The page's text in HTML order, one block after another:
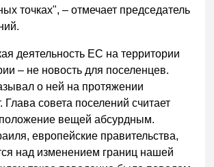
точках", – отмечает председатель
деятельность ЕС на территории
– не новость для поселенцев.
о ней на протяжении
Глава совета поселений считает
вещей абсурдным.
европейские правительства,
над изменением границ нашей